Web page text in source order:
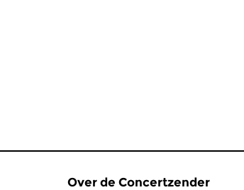
Over de Concertzender